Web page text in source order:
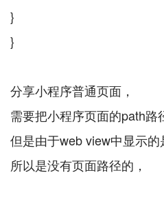
}
}
分享小程序普通页面，
需要把小程序页面的path路
但是由于web view中显示的
所以是没有页面路径的，